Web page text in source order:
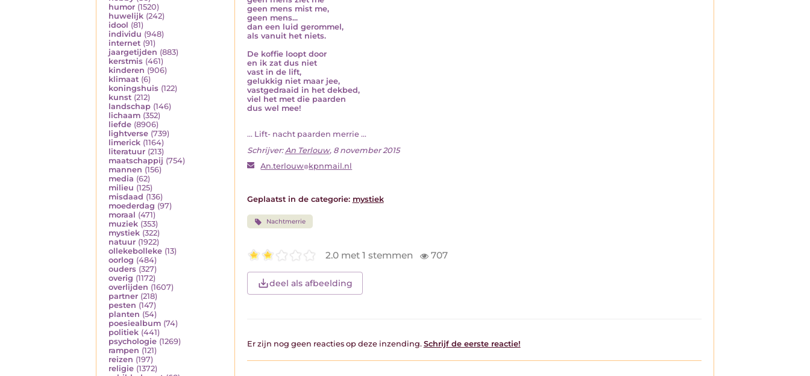
humor (1520)
huwelijk (242)
idool (81)
individu (948)
internet (91)
jaargetijden (883)
kerstmis (461)
kinderen (906)
klimaat (6)
koningshuis (122)
kunst (212)
landschap (146)
lichaam (352)
liefde (8906)
lightverse (739)
limerick (1164)
literatuur (213)
maatschappij (754)
mannen (156)
media (62)
milieu (125)
misdaad (136)
moederdag (97)
moraal (471)
muziek (353)
mystiek (322)
natuur (1922)
ollekebolleke (13)
oorlog (484)
ouders (327)
overig (1172)
overlijden (1607)
partner (218)
pesten (147)
planten (54)
poesiealbum (74)
politiek (441)
psychologie (1269)
rampen (121)
reizen (197)
religie (1372)
geen mens mist me,
geen mens...
dan een luid gerommel,
als vanuit het niets.
De koffie loopt door
en ik zat dus niet
vast in de lift,
gelukkig niet maar jee,
vastgedraaid in het dekbed,
viel het met die paarden
dus wel mee!
... Lift- nacht paarden merrie ...
Schrijver:An Terlouw, 8 november 2015
An.terlouw kpnmail.nl
Geplaatst in de categorie: mystiek
Nachtmerrie
2.0 met 1 stemmen 707
deel als afbeelding
Er zijn nog geen reacties op deze inzending. Schrijf de eerste reactie!